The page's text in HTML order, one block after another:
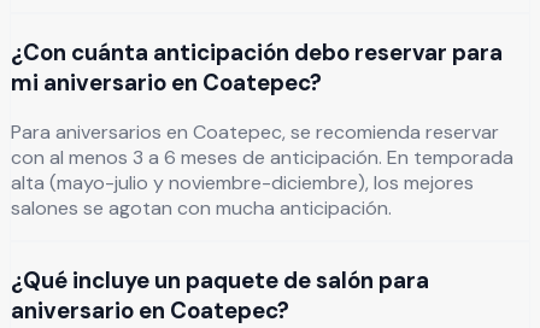
¿Con cuánta anticipación debo reservar para
mi aniversario en Coatepec?
Para aniversarios en Coatepec, se recomienda reservar
con al menos 3 a 6 meses de anticipación. En temporada
alta (mayo-julio y noviembre-diciembre), los mejores
salones se agotan con mucha anticipación.
¿Qué incluye un paquete de salón para
aniversario en Coatepec?